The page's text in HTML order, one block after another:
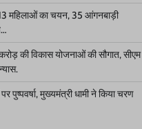
महिलाओं का चयन, 35 आंगनबाड़ी
की विकास योजनाओं की सौगात, सीएम
पुष्पवर्षा, मुख्यमंत्री धामी ने किया चरण